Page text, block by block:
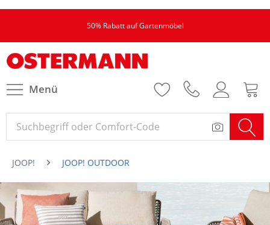
50% Rabatt auf Gartenmöbel
Menü
JOOP! JOOP! OUTDOOR